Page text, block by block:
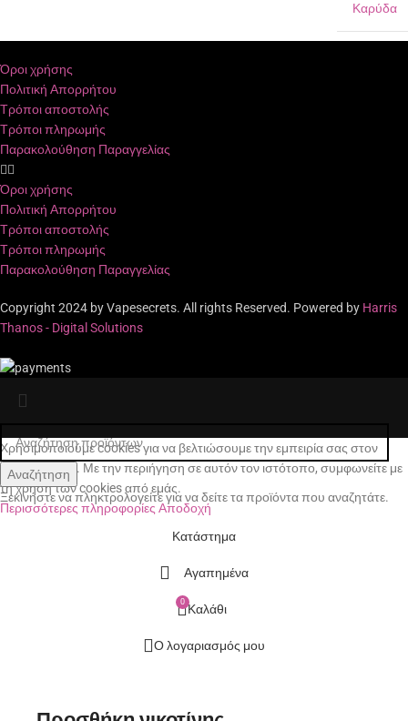
Καρύδα
Όροι χρήσης
Πολιτική Απορρήτου
Τρόποι αποστολής
Τρόποι πληρωμής
Παρακολούθηση Παραγγελίας
Όροι χρήσης
Πολιτική Απορρήτου
Τρόποι αποστολής
Τρόποι πληρωμής
Παρακολούθηση Παραγγελίας
Copyright 2024 by Vapesecrets. All rights Reserved. Powered by Harris
Thanos - Digital Solutions
Αναζήτηση
Ξεκινήστε να πληκτρολογείτε για να δείτε τα προϊόντα που αναζητάτε.
Χρησιμοποιούμε cookies για να βελτιώσουμε την εμπειρία σας στον
ιστότοπό μας. Με την περιήγηση σε αυτόν τον ιστότοπο, συμφωνείτε με
τη χρήση των cookies από εμάς.
Περισσότερες πληροφορίες Αποδοχή
Κατάστημα
Αγαπημένα
0 Καλάθι
Ο λογαριασμός μου